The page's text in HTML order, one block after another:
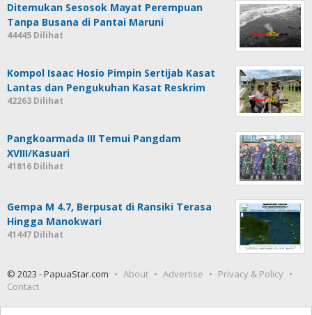
Ditemukan Sesosok Mayat Perempuan
Tanpa Busana di Pantai Maruni
44445 Dilihat
Kompol Isaac Hosio Pimpin Sertijab Kasat
Lantas dan Pengukuhan Kasat Reskrim
42263 Dilihat
Pangkoarmada III Temui Pangdam
XVIII/Kasuari
41816 Dilihat
Gempa M 4.7, Berpusat di Ransiki Terasa
Hingga Manokwari
41447 Dilihat
© 2023 - PapuaStar.com About Advertise
Privacy & Policy
Contact